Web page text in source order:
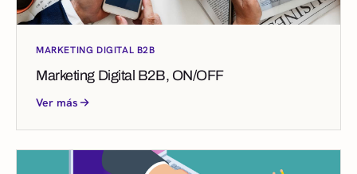
MARKETING DIGITAL B2B
Marketing Digital B2B, ON/OFF
Ver más